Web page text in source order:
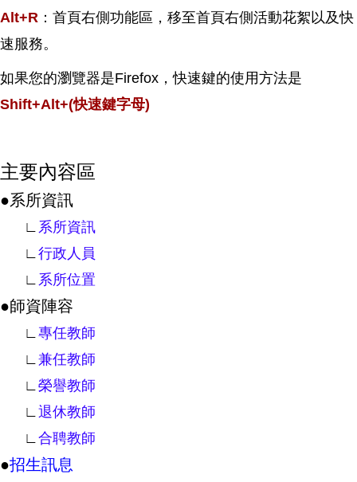
Alt+R ：首頁右側功能區，移至首頁右側活動花絮以及快
速服務。
如果您的瀏覽器是Firefox，快速鍵的使用方法是
Shift+Alt+(快速鍵字母)
主要內容區
●系所資訊
∟ 系所資訊
∟行政人員
∟ 系所位置
●師資陣容
∟專任教師
∟兼任教師
∟榮譽教師
∟退休教師
∟合聘教師
●招生訊息